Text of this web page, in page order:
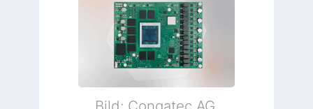
b
e
r
w
a
e
i
s
t
n
g
x
i
b
l
e
E